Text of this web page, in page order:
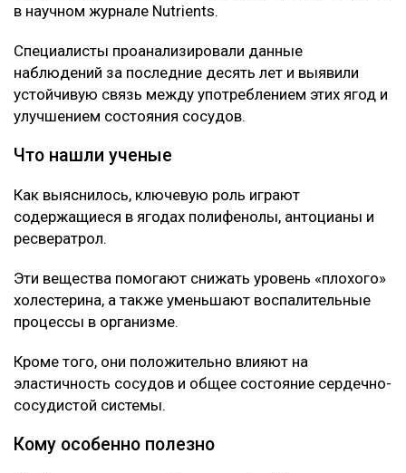
в научном журнале Nutrients.
Специалисты проанализировали данные
наблюдений за последние десять лет и выявили
устойчивую связь между употреблением этих ягод и
улучшением состояния сосудов.
Что нашли ученые
Как выяснилось, ключевую роль играют
содержащиеся в ягодах полифенолы, антоцианы и
ресвератрол.
Эти вещества помогают снижать уровень «плохого»
холестерина, а также уменьшают воспалительные
процессы в организме.
Кроме того, они положительно влияют на
эластичность сосудов и общее состояние сердечно-
сосудистой системы.
Кому особенно полезно